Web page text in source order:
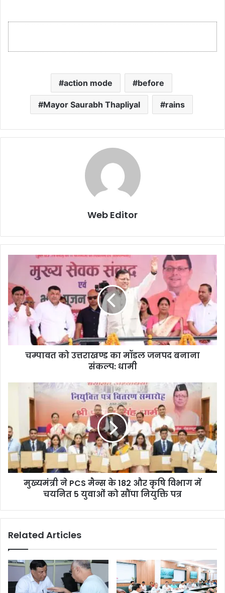
action mode before
Mayor Saurabh Thapliyal rains
Web Editor
चम्पावत को उत्तराखण्ड का मॉडल जनपद बनाना
संकल्प: धामी
मुख्यमंत्री ने PCS मैन्स के 182 और कृषि विभाग में
चयनित 5 युवाओं को सौंपा नियुक्ति पत्र
Related Articles